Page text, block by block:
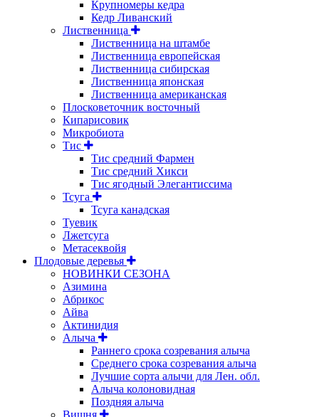
Крупномеры кедра
Кедр Ливанский
Лиственница
Лиственница на штамбе
Лиственница европейская
Лиственница сибирская
Лиственница японская
Лиственница американская
Плосковеточник восточный
Кипарисовик
Микробиота
Тис
Тис средний Фармен
Тис средний Хикси
Тис ягодный Элегантиссима
Тсуга
Тсуга канадская
Туевик
Лжетсуга
Метасеквойя
Плодовые деревья
НОВИНКИ СЕЗОНА
Азимина
Абрикос
Айва
Актинидия
Алыча
Раннего срока созревания алыча
Среднего срока созревания алыча
Лучшие сорта алычи для Лен. обл.
Алыча колоновидная
Поздняя алыча